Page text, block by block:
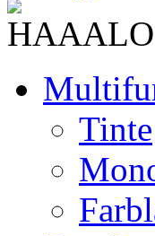
Tinte